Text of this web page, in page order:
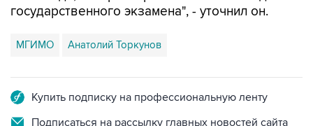
МГИМО Анатолий Торкунов
Подписаться на рассылку главных новостей сайта
Получать оперативные новости в официальном